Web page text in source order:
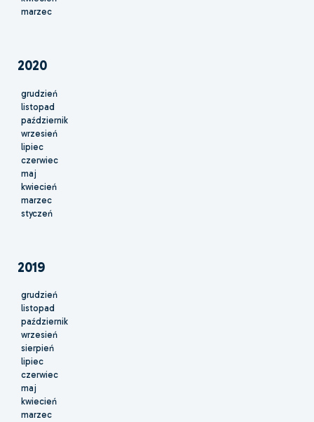
marzec
2020
grudzień
listopad
październik
wrzesień
lipiec
czerwiec
maj
kwiecień
marzec
styczeń
2019
grudzień
listopad
październik
wrzesień
sierpień
lipiec
czerwiec
maj
kwiecień
marzec